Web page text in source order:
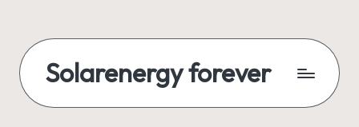
content
Solarenergy forever